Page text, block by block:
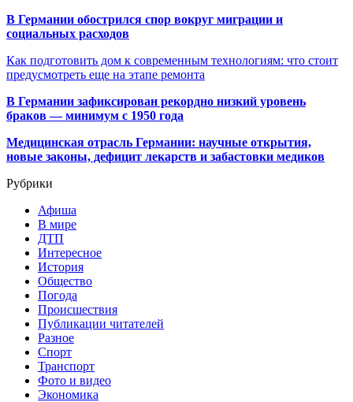
В Германии обострился спор вокруг миграции и
социальных расходов
Как подготовить дом к современным технологиям: что стоит
предусмотреть еще на этапе ремонта
В Германии зафиксирован рекордно низкий уровень
браков — минимум с 1950 года
Медицинская отрасль Германии: научные открытия,
новые законы, дефицит лекарств и забастовки медиков
Рубрики
Афиша
В мире
ДТП
Интересное
История
Общество
Погода
Происшествия
Публикации читателей
Разное
Спорт
Транспорт
Фото и видео
Экономика